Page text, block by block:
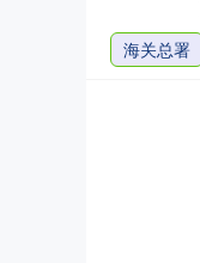
海关总署